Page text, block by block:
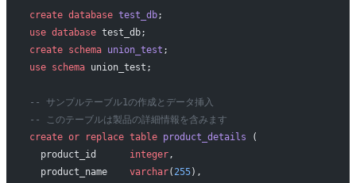
create database test_db;
use database test_db;
create schema union_test ;
use schema union_test;
-- サンプルテーブル1の作成とデータ挿入
-- このテーブルは製品の詳細情報を含みます
create or replace table product_details (
  product_id
integer,
  product_name
varchar( 255),